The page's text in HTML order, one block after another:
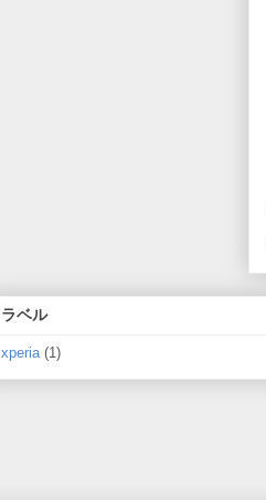
ラベル
xperia (1)